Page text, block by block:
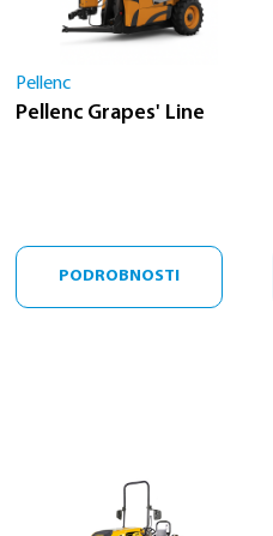
Pellenc
Pellenc Grapes' Line
PODROBNOSTI